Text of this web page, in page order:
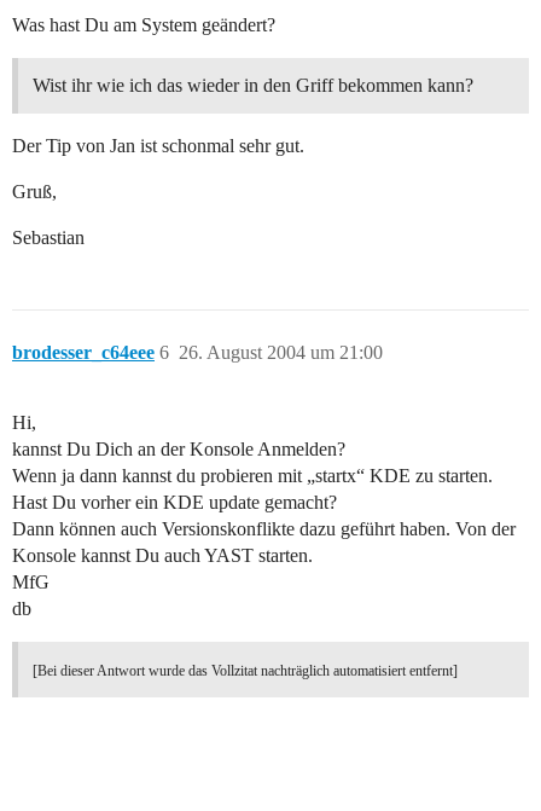
Was hast Du am System geändert?
Wist ihr wie ich das wieder in den Griff bekommen kann?
Der Tip von Jan ist schonmal sehr gut.
Gruß,
Sebastian
brodesser_c64eee 26. August 2004 um 21:00
6
Hi,
kannst Du Dich an der Konsole Anmelden?
Wenn ja dann kannst du probieren mit „startx“ KDE zu starten.
Hast Du vorher ein KDE update gemacht?
Dann können auch Versionskonflikte dazu geführt haben. Von der
Konsole kannst Du auch YAST starten.
MfG
db
[Bei dieser Antwort wurde das Vollzitat nachträglich automatisiert entfernt]